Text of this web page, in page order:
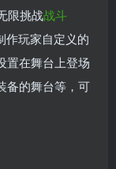
限挑战战斗
玩家自定义的
置在舞台上登场
备的舞台等，可